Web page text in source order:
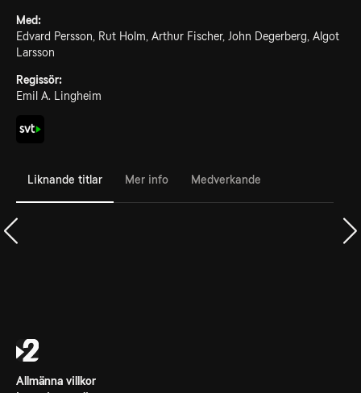
Med:
Edvard Persson, Rut Holm, Arthur Fischer, John Degerberg, Algot
Larsson
Regissör:
Emil A. Lingheim
Liknande titlar Mer info Medverkande
Allmänna villkor